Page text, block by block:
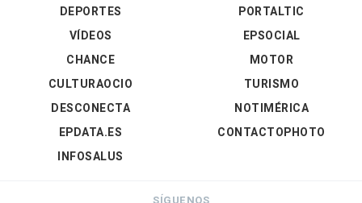
DEPORTES
VÍDEOS
PORTALTIC
EPSOCIAL
CHANCE
CULTURAOCIO
DESCONECTA
EPDATA.ES
INFOSALUS
MOTOR
TURISMO
NOTIMÉRICA
CONTACTOPHOTO